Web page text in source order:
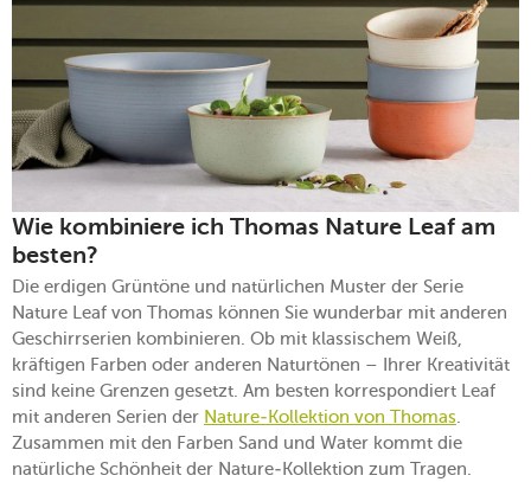
Wie kombiniere ich Thomas Nature Leaf am
besten?
Die erdigen Grüntöne und natürlichen Muster der Serie
Nature Leaf von Thomas können Sie wunderbar mit anderen
Geschirrserien kombinieren. Ob mit klassischem Weiß,
kräftigen Farben oder anderen Naturtönen – Ihrer Kreativität
sind keine Grenzen gesetzt. Am besten korrespondiert Leaf
mit anderen Serien der Nature-Kollektion von Thomas.
Zusammen mit den Farben Sand und Water kommt die
natürliche Schönheit der Nature-Kollektion zum Tragen.